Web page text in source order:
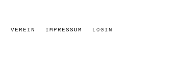
VEREIN IMPRESSUM LOGIN